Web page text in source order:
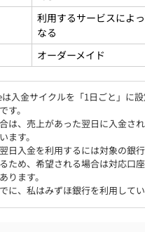
利用するサービスによ
なる
オーダーメイド
入金サイクルを「1日ごと」に
す。
は、売上があった翌日に入金さ
ます。
日入金を利用するには対象の銀
ため、希望される場合は対応口
ります。
に、私はみずほ銀行を利用してい